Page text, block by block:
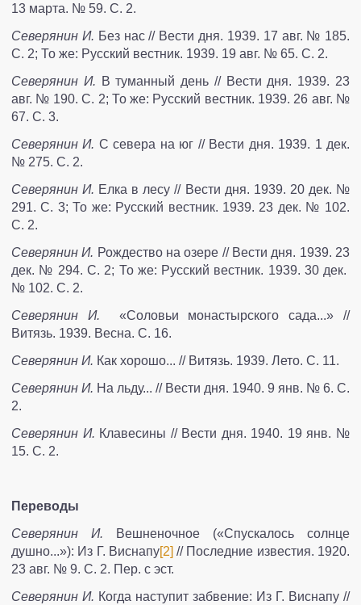
13 марта. № 59. С. 2.
Северянин И. Без нас // Вести дня. 1939. 17 авг. № 185.
С. 2; То же: Русский вестник. 1939. 19 авг. № 65. С. 2.
Северянин И. В туманный день // Вести дня. 1939. 23
авг. № 190. С. 2; То же: Русский вестник. 1939. 26 авг. №
67. С. 3.
Северянин И. С севера на юг // Вести дня. 1939. 1 дек.
№ 275. С. 2.
Северянин И. Елка в лесу // Вести дня. 1939. 20 дек. №
291. С. 3; То же: Русский вестник. 1939. 23 дек. № 102.
С. 2.
Северянин И. Рождество на озере // Вести дня. 1939. 23
дек. № 294. С. 2; То же: Русский вестник. 1939. 30 дек.
№ 102. С. 2.
Северянин И. «Соловьи монастырского сада...» //
Витязь. 1939. Весна. С. 16.
Северянин И. Как хорошо... // Витязь. 1939. Лето. С. 11.
Северянин И. На льду... // Вести дня. 1940. 9 янв. № 6. С.
2.
Северянин И. Клавесины // Вести дня. 1940. 19 янв. №
15. С. 2.
Переводы
Северянин И. Вешненочное («Спускалось солнце
душно...»): Из Г. Виснапу[2] // Последние известия. 1920.
23 авг. № 9. С. 2. Пер. с эст.
Северянин И. Когда наступит забвение: Из Г. Виснапу //